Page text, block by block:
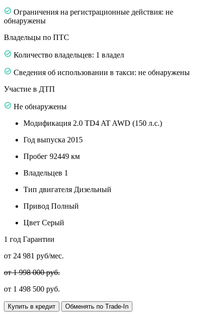
Ограничения на регистрационные действия: не
обнаружены
Владельцы по ПТС
Количество владельцев: 1 владел
Сведения об использовании в такси: не обнаружены
Участие в ДТП
Не обнаружены
Модификация 2.0 TD4 AT AWD (150 л.с.)
Год выпуска 2015
Пробег 92449 км
Владельцев 1
Тип двигателя Дизельный
Привод Полный
Цвет Серый
1 год Гарантии
от 24 981 руб/мес.
от 1 998 000 руб.
от 1 498 500 руб.
Купить в кредит Обменять по Trade-In